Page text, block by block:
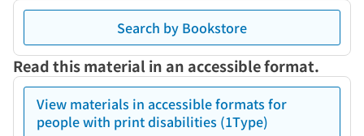
Search by Bookstore
Read this material in an accessible format.
View materials in accessible formats for
people with print disabilities (1Type)